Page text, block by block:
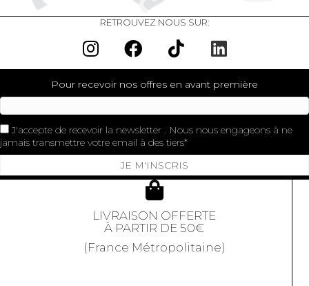
RETROUVEZ NOUS SUR:
Pour recevoir nos offres en avant première
J'accepte de recevoir la newsletter . Nous nous engageons à ne
jamais transmettre votre email à des tiers
JE M'INSCRIS
LIVRAISON OFFERTE
À PARTIR DE 50€
(France Métropolitaine)